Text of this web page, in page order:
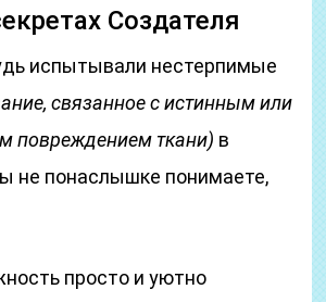
Создателя
испытывали нестерпимые
связанное с истинным или
повреждением ткани) в
не понаслышке понимаете,
просто и уютно